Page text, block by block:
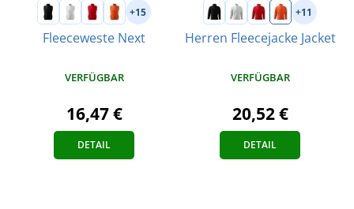
+15
Fleeceweste Next
VERFÜGBAR
16,47 €
DETAIL
+11
Herren Fleecejacke Jacket
VERFÜGBAR
20,52 €
DETAIL